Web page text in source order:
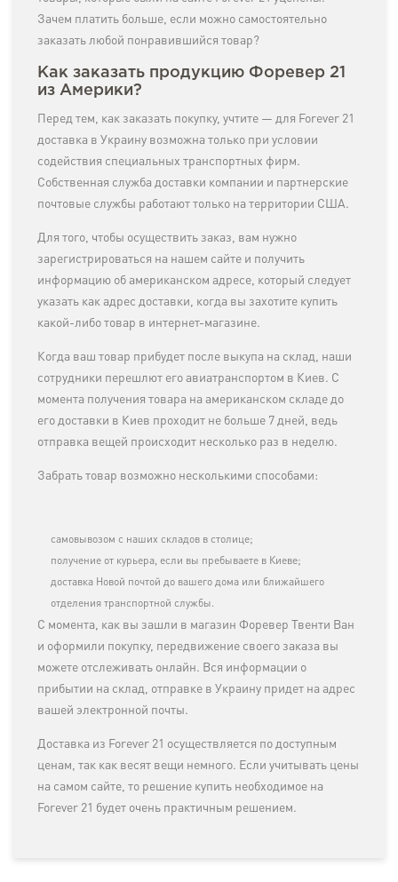
Зачем платить больше, если можно самостоятельно
заказать любой понравившийся товар?
Как заказать продукцию Форевер 21
из Америки?
Перед тем, как заказать покупку, учтите — для Forever 21
доставка в Украину возможна только при условии
содействия специальных транспортных фирм.
Собственная служба доставки компании и партнерские
почтовые службы работают только на территории США.
Для того, чтобы осуществить заказ, вам нужно
зарегистрироваться на нашем сайте и получить
информацию об американском адресе, который следует
указать как адрес доставки, когда вы захотите купить
какой-либо товар в интернет-магазине.
Когда ваш товар прибудет после выкупа на склад, наши
сотрудники перешлют его авиатранспортом в Киев. С
момента получения товара на американском складе до
его доставки в Киев проходит не больше 7 дней, ведь
отправка вещей происходит несколько раз в неделю.
Забрать товар возможно несколькими способами:
самовывозом с наших складов в столице;
получение от курьера, если вы пребываете в Киеве;
доставка Новой почтой до вашего дома или ближайшего
отделения транспортной службы.
С момента, как вы зашли в магазин Форевер Твенти Ван
и оформили покупку, передвижение своего заказа вы
можете отслеживать онлайн. Вся информации о
прибытии на склад, отправке в Украину придет на адрес
вашей электронной почты.
Доставка из Forever 21 осуществляется по доступным
ценам, так как весят вещи немного. Если учитывать цены
на самом сайте, то решение купить необходимое на
Forever 21 будет очень практичным решением.